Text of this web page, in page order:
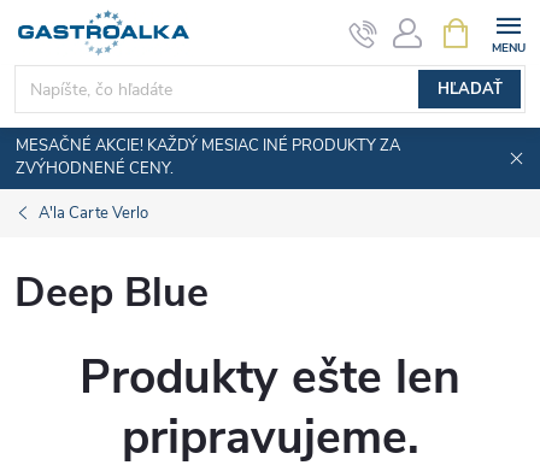
obsah
HĽADAŤ
KOŠÍK
MESAČNÉ AKCIE! KAŽDÝ MESIAC INÉ PRODUKTY ZA
ZVÝHODNENÉ CENY.
A'la Carte Verlo
Deep Blue
Produkty ešte len
pripravujeme.